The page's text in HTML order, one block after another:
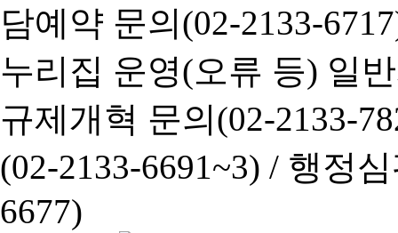
담예약 문의(02-2133-
누리집 운영(오류 등) 일
규제개혁 문의(02-2133-
(02-2133-6691~3) / 행정심
6677)